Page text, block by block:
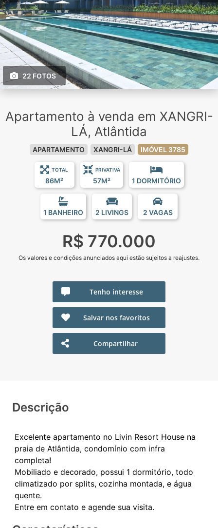
22 FOTOS
Apartamento à venda em XANGRI-
LÁ, Atlântida
APARTAMENTO XANGRI-LÁ IMÓVEL 3785
TOTAL
86M²
PRIVATIVA
57M² 1 DORMITÓRIO
1 BANHEIRO 2 LIVINGS 2 VAGAS
R$ 770.000
Os valores e condições anunciados aqui estão sujeitos a reajustes.
Tenho interesse
Salvar nos favoritos
Compartilhar
Descrição
Excelente apartamento no Livin Resort House na
praia de Atlântida, condomínio com infra
completa!
Mobiliado e decorado, possui 1 dormitório, todo
climatizado por splits, cozinha montada, e água
quente.